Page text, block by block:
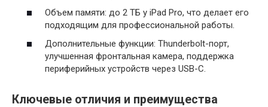
Объем памяти: до 2 ТБ у iPad Pro, что делает его
подходящим для профессиональной работы.
Дополнительные функции: Thunderbolt-порт,
улучшенная фронтальная камера, поддержка
периферийных устройств через USB-C.
Ключевые отличия и преимущества